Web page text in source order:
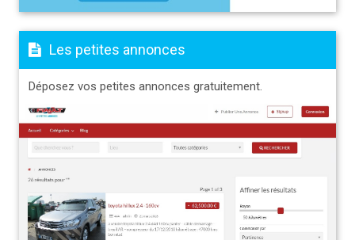
Les petites annonces
Déposez vos petites annonces gratuitement.